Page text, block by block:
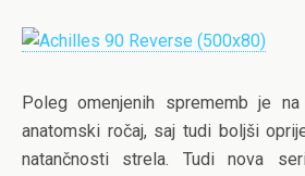
Poleg omenjenih sprememb je
anatomski ročaj, saj tudi boljši
natančnosti strela. Tudi nova